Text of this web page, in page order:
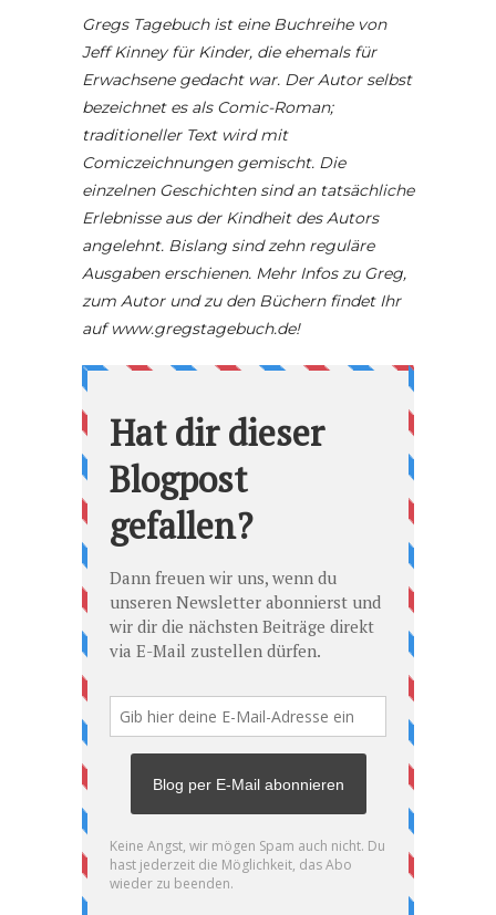
Gregs Tagebuch ist eine Buchreihe von
Jeff Kinney für Kinder, die ehemals für
Erwachsene gedacht war. Der Autor selbst
bezeichnet es als Comic-Roman;
traditioneller Text wird mit
Comiczeichnungen gemischt. Die
einzelnen Geschichten sind an tatsächliche
Erlebnisse aus der Kindheit des Autors
angelehnt. Bislang sind zehn reguläre
Ausgaben erschienen. Mehr Infos zu Greg,
zum Autor und zu den Büchern findet Ihr
auf www.gregstagebuch.de!